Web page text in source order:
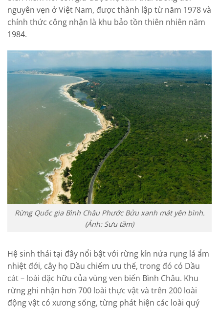
nguyên vẹn ở Việt Nam, được thành lập từ năm 1978 và
chính thức công nhận là khu bảo tồn thiên nhiên năm
1984.
Rừng Quốc gia Bình Châu Phước Bửu xanh mát yên bình.
(Ảnh: Sưu tầm)
Hệ sinh thái tại đây nổi bật với rừng kín nửa rụng lá ẩm
nhiệt đới, cây họ Dầu chiếm ưu thế, trong đó có Dầu
cát – loài đặc hữu của vùng ven biển Bình Châu. Khu
rừng ghi nhận hơn 700 loài thực vật và trên 200 loài
động vật có xương sống, từng phát hiện các loài quý